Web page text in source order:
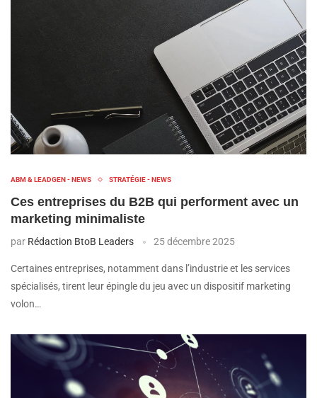
ABM & LEADGEN - NEWS STRATÉGIE - NEWS
Ces entreprises du B2B qui performent avec un
marketing minimaliste
par Rédaction BtoB Leaders 25 décembre 2025
Certaines entreprises, notamment dans l’industrie et les services
spécialisés, tirent leur épingle du jeu avec un dispositif marketing
volon…